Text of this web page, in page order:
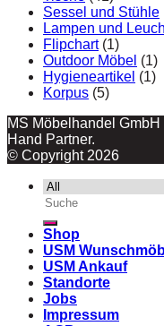
Sessel und Stühle
Lampen und
Flipchart (1)
Outdoor Möbel (1)
Hygieneartikel (1)
Korpus (5)
MS Möbelhandel
Hand Partner.
© Copyright 2026
Suche
nach:
Shop
USM
USM Ankauf
Standorte
Jobs
Impressum